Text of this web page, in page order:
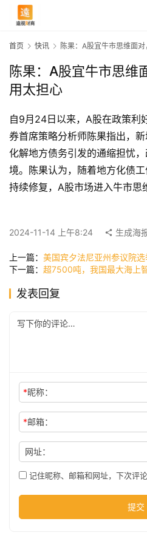
首
讯
司
尚
科
首页 快讯 陈果：A股宜牛市思维面
陈果：A股宜牛市思维
用太担心
自9月24日以来，A股在政策利
券首席策略分析师陈果指出，
化解地方债务引发的通缩担忧
境。陈果认为，随着地方化债
持续修复，A股市场进入牛市思
2024-11-14 上午8:24 生成海
上一篇： 美国宾夕法尼亚州参议院
下一篇： 超7500吨，我国最大海上
发表回复
*昵称：
*邮箱：
网址：
记住昵称、邮箱和网址，下次评
提交